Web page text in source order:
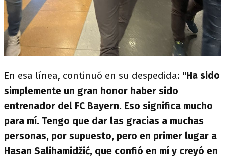
En esa línea, continuó en su despedida: "Ha sido
simplemente un gran honor haber sido
entrenador del FC Bayern. Eso significa mucho
para mí. Tengo que dar las gracias a muchas
personas, por supuesto, pero en primer lugar a
Hasan Salihamidžić, que confió en mí y creyó en